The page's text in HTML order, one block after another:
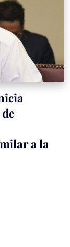
a la